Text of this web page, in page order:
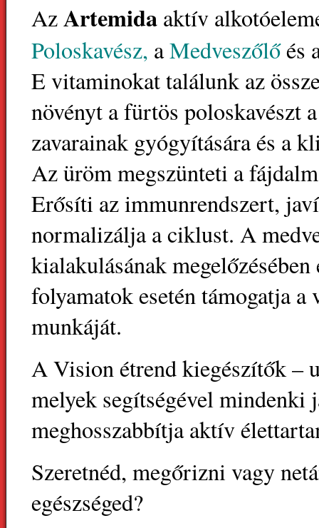
AzArtemida aktív
Poloskavész, aMedveszőlőés
E vitaminokat találunk az
növényt a fürtös poloskavészt
zavarainak gyógyítására és a
Az üröm megszünteti a
Erősíti az immunrendszert,
normalizálja a ciklust. A
kialakulásának megelőzésében
folyamatok esetén támogatja
munkáját.
A Vision étrend kiegészítők –
melyek segítségével mindenki
meghosszabbítja aktív
Szeretnéd, megőrizni vagy
egészséged?